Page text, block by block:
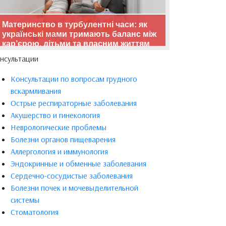
Материнство в турбулентні часи: як
українські мами тримають баланс між
кар’єрою, дітьми та власним життям
Консультации по вопросам грудного
вскармливания
Острые респираторные заболевания
Акушерство и гинекология
Неврологические проблемы
Болезни органов пищеварения
Аллергология и иммунология
Эндокринные и обменные заболевания
Сердечно-сосудистые заболевания
Болезни почек и мочевыделительной
системы
Стоматология